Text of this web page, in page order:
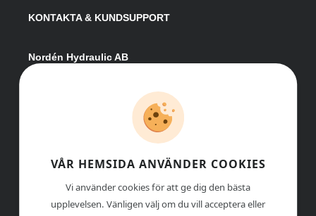
KONTAKTA & KUNDSUPPORT
Nordén Hydraulic AB
info@nordenhydraulic.se
Org-nr: 556531-8424
VÅR HEMSIDA ANVÄNDER COOKIES
Vi använder cookies för att ge dig den bästa
upplevelsen. Vänligen välj om du vill acceptera eller